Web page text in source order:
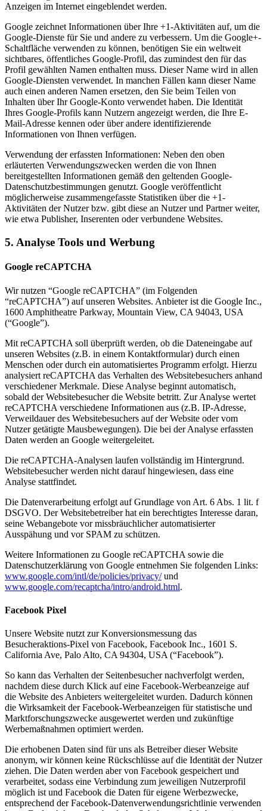
Anzeigen im Internet eingeblendet werden.
Google zeichnet Informationen über Ihre +1-Aktivitäten auf, um die
Google-Dienste für Sie und andere zu verbessern. Um die Google+-
Schaltfläche verwenden zu können, benötigen Sie ein weltweit
sichtbares, öffentliches Google-Profil, das zumindest den für das
Profil gewählten Namen enthalten muss. Dieser Name wird in allen
Google-Diensten verwendet. In manchen Fällen kann dieser Name
auch einen anderen Namen ersetzen, den Sie beim Teilen von
Inhalten über Ihr Google-Konto verwendet haben. Die Identität
Ihres Google-Profils kann Nutzern angezeigt werden, die Ihre E-
Mail-Adresse kennen oder über andere identifizierende
Informationen von Ihnen verfügen.
Verwendung der erfassten Informationen: Neben den oben
erläuterten Verwendungszwecken werden die von Ihnen
bereitgestellten Informationen gemäß den geltenden Google-
Datenschutzbestimmungen genutzt. Google veröffentlicht
möglicherweise zusammengefasste Statistiken über die +1-
Aktivitäten der Nutzer bzw. gibt diese an Nutzer und Partner weiter,
wie etwa Publisher, Inserenten oder verbundene Websites.
5. Analyse Tools und Werbung
Google reCAPTCHA
Wir nutzen “Google reCAPTCHA” (im Folgenden
“reCAPTCHA”) auf unseren Websites. Anbieter ist die Google Inc.,
1600 Amphitheatre Parkway, Mountain View, CA 94043, USA
(“Google”).
Mit reCAPTCHA soll überprüft werden, ob die Dateneingabe auf
unseren Websites (z.B. in einem Kontaktformular) durch einen
Menschen oder durch ein automatisiertes Programm erfolgt. Hierzu
analysiert reCAPTCHA das Verhalten des Websitebesuchers anhand
verschiedener Merkmale. Diese Analyse beginnt automatisch,
sobald der Websitebesucher die Website betritt. Zur Analyse wertet
reCAPTCHA verschiedene Informationen aus (z.B. IP-Adresse,
Verweildauer des Websitebesuchers auf der Website oder vom
Nutzer getätigte Mausbewegungen). Die bei der Analyse erfassten
Daten werden an Google weitergeleitet.
Die reCAPTCHA-Analysen laufen vollständig im Hintergrund.
Websitebesucher werden nicht darauf hingewiesen, dass eine
Analyse stattfindet.
Die Datenverarbeitung erfolgt auf Grundlage von Art. 6 Abs. 1 lit. f
DSGVO. Der Websitebetreiber hat ein berechtigtes Interesse daran,
seine Webangebote vor missbräuchlicher automatisierter
Ausspähung und vor SPAM zu schützen.
Weitere Informationen zu Google reCAPTCHA sowie die
Datenschutzerklärung von Google entnehmen Sie folgenden Links:
www.google.com/intl/de/policies/privacy/und
www.google.com/recaptcha/intro/android.html.
Facebook Pixel
Unsere Website nutzt zur Konversionsmessung das
Besucheraktions-Pixel von Facebook, Facebook Inc., 1601 S.
California Ave, Palo Alto, CA 94304, USA (“Facebook”).
So kann das Verhalten der Seitenbesucher nachverfolgt werden,
nachdem diese durch Klick auf eine Facebook-Werbeanzeige auf
die Website des Anbieters weitergeleitet wurden. Dadurch können
die Wirksamkeit der Facebook-Werbeanzeigen für statistische und
Marktforschungszwecke ausgewertet werden und zukünftige
Werbemaßnahmen optimiert werden.
Die erhobenen Daten sind für uns als Betreiber dieser Website
anonym, wir können keine Rückschlüsse auf die Identität der Nutzer
ziehen. Die Daten werden aber von Facebook gespeichert und
verarbeitet, sodass eine Verbindung zum jeweiligen Nutzerprofil
möglich ist und Facebook die Daten für eigene Werbezwecke,
entsprechend der Facebook-Datenverwendungsrichtlinie verwenden